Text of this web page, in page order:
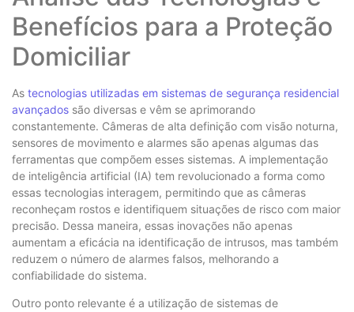
Benefícios para a Proteção
Domiciliar
As tecnologias utilizadas em sistemas de segurança residencial
avançados são diversas e vêm se aprimorando
constantemente. Câmeras de alta definição com visão noturna,
sensores de movimento e alarmes são apenas algumas das
ferramentas que compõem esses sistemas. A implementação
de inteligência artificial (IA) tem revolucionado a forma como
essas tecnologias interagem, permitindo que as câmeras
reconheçam rostos e identifiquem situações de risco com maior
precisão. Dessa maneira, essas inovações não apenas
aumentam a eficácia na identificação de intrusos, mas também
reduzem o número de alarmes falsos, melhorando a
confiabilidade do sistema.
Outro ponto relevante é a utilização de sistemas de